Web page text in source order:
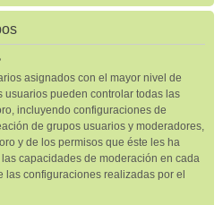
asignados con el mayor nivel de
usuarios pueden controlar todas las
incluyendo configuraciones de
de grupos usuarios y moderadores,
y de los permisos que éste les ha
capacidades de moderación en cada
configuraciones realizadas por el